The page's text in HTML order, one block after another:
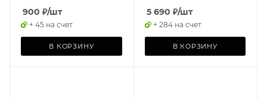
900 ₽/шт
+ 45 на счет
В КОРЗИНУ
5 690 ₽/шт
+ 284 на счет
В КОРЗИНУ